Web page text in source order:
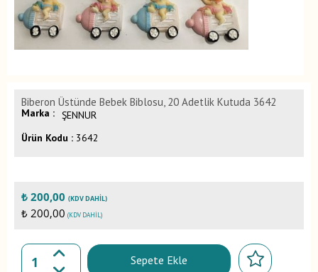
Biberon Üstünde Bebek Biblosu, 20 Adetlik Kutuda 3642
Marka : ŞENNUR
Ürün Kodu : 3642
₺ 200,00 (KDV DAHIL)
₺ 200,00 (KDV DAHIL)
Sepete Ekle